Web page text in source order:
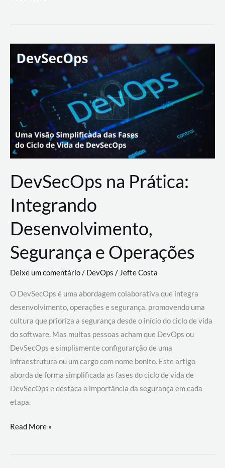
palyer
Lance
Rural
DevSecOps na Prática:
Integrando
Desenvolvimento,
Segurança e Operações
Deixe um comentário/ DevOps /Jefte Costa
O DevSecOps é uma abordagem colaborativa que integra
desenvolvimento, operações e segurança, promovendo uma
cultura que prioriza a segurança desde o início do ciclo de vida
do software. Mas muitas pessoas acham que DevOps ou
DevSecOps e simplismente configurarção de uma
infraestrutura ou um cargo com nome bonito. Este artigo
aborda de forma simplificada as fases do ciclo de vida de
DevSecOps e destaca a importância da segurança em cada
etapa.
DevSecOps
Prática:
Read More »